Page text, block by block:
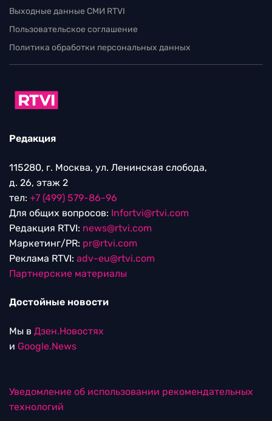
Выходные данные СМИ RTVI
Пользовательское соглашение
Политика обработки персональных данных
Редакция
115280, г. Москва, ул. Ленинская слобода,
д. 26, этаж 2
тел: +7 (499) 579-86-96
Для общих вопросов: Infortvi@rtvi.com
Редакция RTVI: news@rtvi.com
Маркетинг/PR: pr@rtvi.com
Реклама RTVI: adv-eu@rtvi.com
Партнерские материалы
Достойные новости
Мы в Дзен.Новостях
и Google.News
Уведомление об использовании рекомендательных
технологий